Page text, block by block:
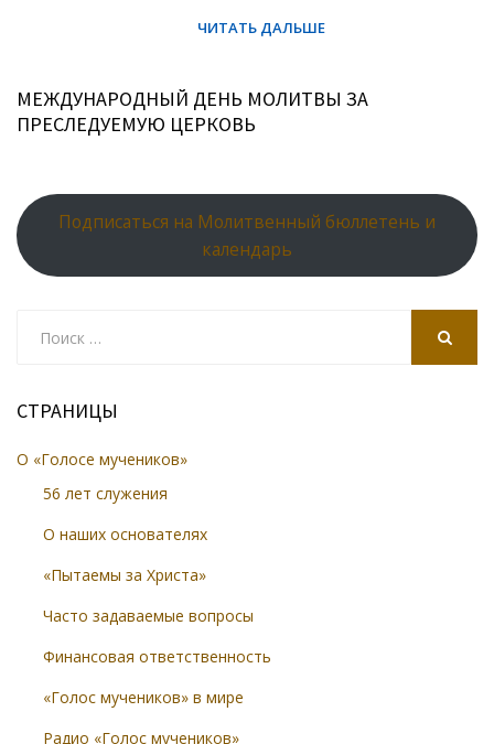
МЕЖДУНАРОДНЫЙ ДЕНЬ МОЛИТВЫ ЗА
ПРЕСЛЕДУЕМУЮ ЦЕРКОВЬ
Подписаться на Молитвенный бюллетень и
календарь
СТРАНИЦЫ
О «Голосе мучеников»
56 лет служения
О наших основателях
«Пытаемы за Христа»
Часто задаваемые вопросы
Финансовая ответственность
«Голос мучеников» в мире
Радио «Голос мучеников»